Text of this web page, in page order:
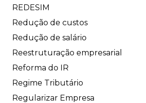
REDESIM
Redução de custos
Redução de salário
Reestruturação empresarial
Reforma do IR
Regime Tributário
Regularizar Empresa